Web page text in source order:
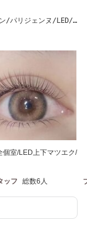
/パリジェンヌ/LED/W
室/LED上下マツエク/
ッフ 総数6人